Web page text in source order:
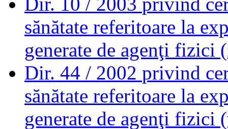
sănătate referitoare la
generate de agenţi fizici
Dir. 44 / 2002 privind
sănătate referitoare la
generate de agenţi fizici